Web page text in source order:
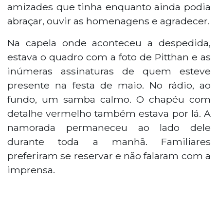
amizades que tinha enquanto ainda podia
abraçar, ouvir as homenagens e agradecer.
Na capela onde aconteceu a despedida,
estava o quadro com a foto de Pitthan e as
inúmeras assinaturas de quem esteve
presente na festa de maio. No rádio, ao
fundo, um samba calmo. O chapéu com
detalhe vermelho também estava por lá. A
namorada permaneceu ao lado dele
durante toda a manhã. Familiares
preferiram se reservar e não falaram com a
imprensa.